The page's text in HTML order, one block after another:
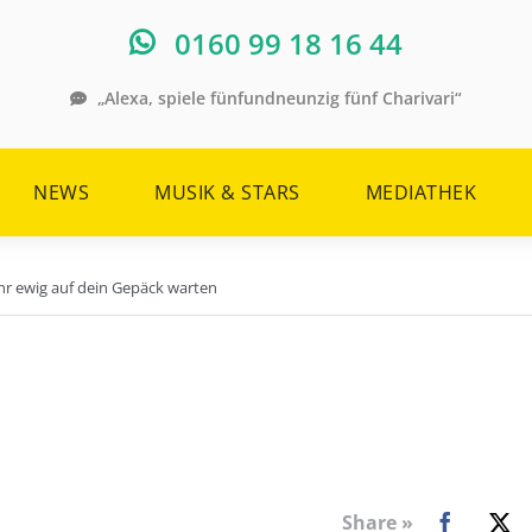
0160 99 18 16 44
„Alexa, spiele fünfundneunzig fünf Charivari“
NEWS MUSIK & STARS MEDIATHEK
ewig auf dein Gepäck warten
Share »